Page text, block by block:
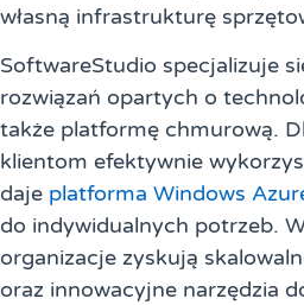
własną infrastrukturę
SoftwareStudio specjalizuje
rozwiązań opartych o
także platformę chmurową.
klientom efektywnie
daje platforma Windows
do indywidualnych potrzeb.
organizacje zyskują
oraz innowacyjne narzędzia